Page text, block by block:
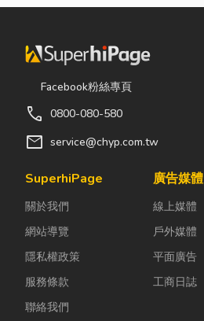
Facebook粉絲專頁
call 0800-080-580
mail service@chyp.com.tw
SuperhiPage
關於我們
網站導覽
隱私權政策
服務條款
聯絡我們
廣告媒體
線上媒體
戶外媒體
平面廣告
工商日誌